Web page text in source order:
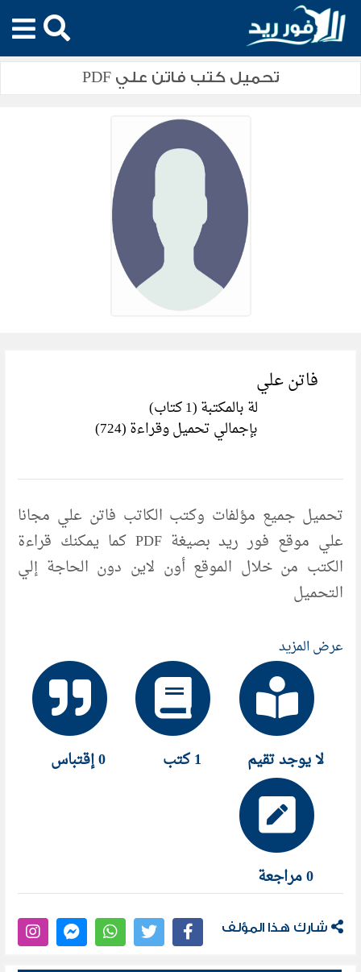
تحميل كتب فاتن علي PDF
فاتن علي
لة بالمكتبة (1 كتاب)
بإجمالي تحميل وقراءة (724)
تحميل جميع مؤلفات وكتب الكاتب فاتن علي مجانا
علي موقع فور ريد بصيغة PDF كما يمكنك قراءة
الكتب من خلال الموقع أون لاين دون الحاجة إلي
التحميل
عرض المزيد
لا يوجد تقيم 1 كتب 0 إقتباس
0 مراجعة
شارك هذا المؤلف